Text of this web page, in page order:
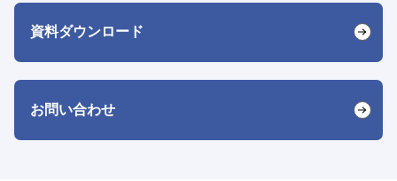
資料ダウンロード
お問い合わせ